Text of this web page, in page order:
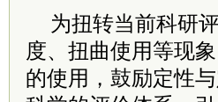
为扭转当前科研
度、扭曲使用等现
的使用，鼓励定性